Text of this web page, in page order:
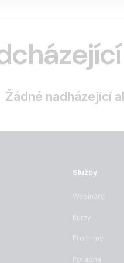
Žádné nadházející
Služby
Webináře
Kurzy
Pro firmy
Poradna